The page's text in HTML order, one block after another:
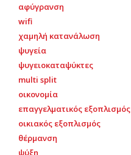
αφύγρανση
wifi
χαμηλή κατανάλωση
ψυγεία
ψυγειοκαταψύκτες
multi split
οικονομία
επαγγελματικός εξοπλισμός
οικιακός εξοπλισμός
θέρμανση
ψύξη